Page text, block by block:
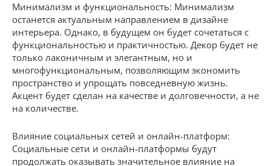
Минимализм и функциональность: Минимализм
останется актуальным направлением в дизайне
интерьера. Однако, в будущем он будет сочетаться с
функциональностью и практичностью. Декор будет не
только лаконичным и элегантным, но и
многофункциональным, позволяющим экономить
пространство и упрощать повседневную жизнь.
Акцент будет сделан на качестве и долговечности, а не
на количестве.
Влияние социальных сетей и онлайн-платформ:
Социальные сети и онлайн-платформы будут
продолжать оказывать значительное влияние на